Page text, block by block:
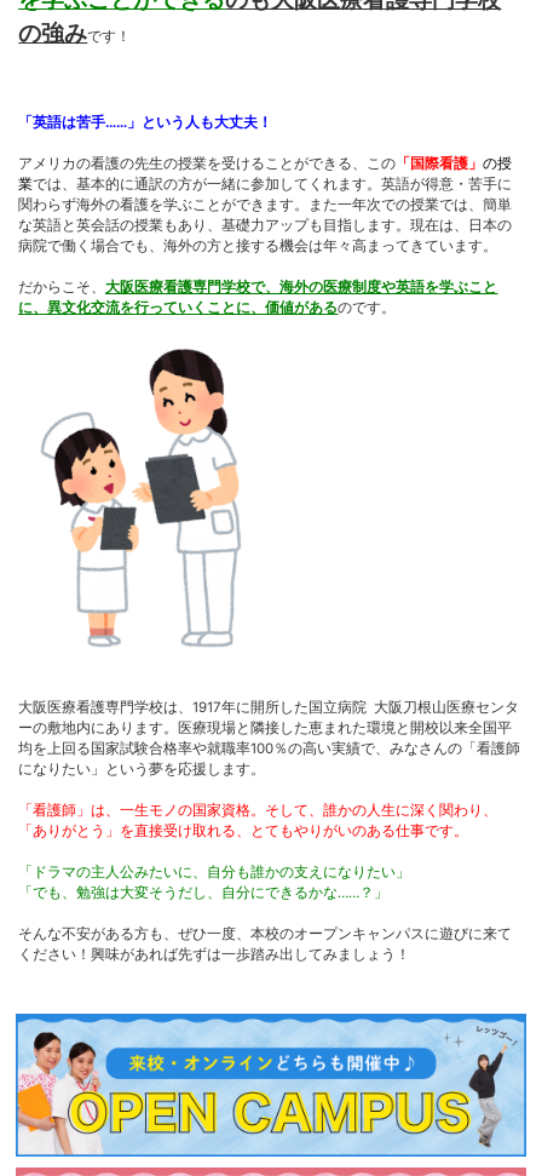
の強みです！
「英語は苦手……」という人も大丈夫！
アメリカの看護の先生の授業を受けることができる、この 「国際看護」の授
業では、基本的に通訳の方が一緒に参加してくれます。英語が得意・苦手に
関わらず海外の看護を学ぶことができます。また一年次での授業では、簡単
な英語と英会話の授業もあり、基礎力アップも目指します。現在は、日本の
病院で働く場合でも、海外の方と接する機会は年々高まってきています。
だからこそ、大阪医療看護専門学校で、海外の医療制度や英語を学ぶこと
に、異文化交流を行っていくことに、価値があるのです。
大阪医療看護専門学校は、1917年に開所した国立病院 大阪刀根山医療センタ
ーの敷地内にあります。医療現場と隣接した恵まれた環境と開校以来全国平
均を上回る国家試験合格率や就職率100％の高い実績で、みなさんの「看護師
になりたい」という夢を応援します。
「看護師」は、一生モノの国家資格。そして、誰かの人生に深く関わり、
「ありがとう」を直接受け取れる、とてもやりがいのある仕事です。
「ドラマの主人公みたいに、自分も誰かの支えになりたい」
「でも、勉強は大変そうだし、自分にできるかな……？」
そんな不安がある方も、ぜひ一度、本校のオープンキャンパスに遊びに来て
ください！興味があれば先ずは一歩踏み出してみましょう！